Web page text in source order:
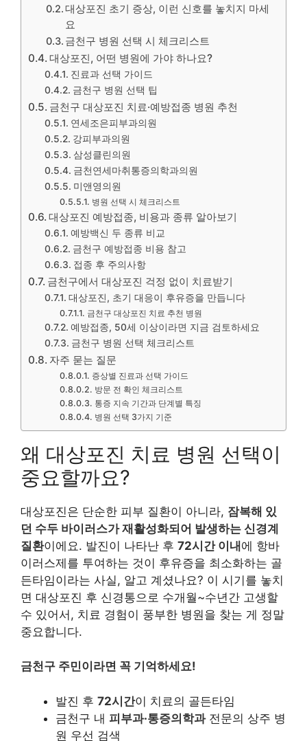
대상포진 초기 증상, 이런 신호를 놓치지 마세
요
금천구 병원 선택 시 체크리스트
대상포진, 어떤 병원에 가야 하나요?
진료과 선택 가이드
금천구 병원 선택 팁
금천구 대상포진 치료·예방접종 병원 추천
연세조은피부과의원
강피부과의원
삼성클린의원
금천연세마취통증의학과의원
미앤영의원
병원 선택 시 체크리스트
대상포진 예방접종, 비용과 종류 알아보기
예방백신 두 종류 비교
금천구 예방접종 비용 참고
접종 후 주의사항
금천구에서 대상포진 걱정 없이 치료받기
대상포진, 초기 대응이 후유증을 만듭니다
금천구 대상포진 치료 추천 병원
예방접종, 50세 이상이라면 지금 검토하세요
금천구 병원 선택 체크리스트
자주 묻는 질문
증상별 진료과 선택 가이드
방문 전 확인 체크리스트
통증 지속 기간과 단계별 특징
병원 선택 3가지 기준
왜 대상포진 치료 병원 선택이
중요할까요?
대상포진은 단순한 피부 질환이 아니라, 잠복해 있
던 수두 바이러스가 재활성화되어 발생하는 신경계
질환이에요. 발진이 나타난 후 72시간 이내에 항바
이러스제를 투여하는 것이 후유증을 최소화하는 골
든타임이라는 사실, 알고 계셨나요? 이 시기를 놓치
면 대상포진 후 신경통으로 수개월~수년간 고생할
수 있어서, 치료 경험이 풍부한 병원을 찾는 게 정말
중요합니다.
금천구 주민이라면 꼭 기억하세요!
발진 후 72시간이 치료의 골든타임
금천구 내 피부과·통증의학과전문의 상주 병
원 우선 검색